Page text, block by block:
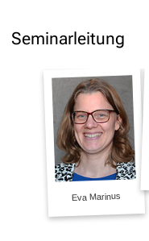
Seminarleitung